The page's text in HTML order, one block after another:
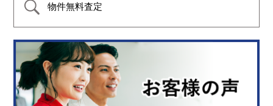
物件無料査定